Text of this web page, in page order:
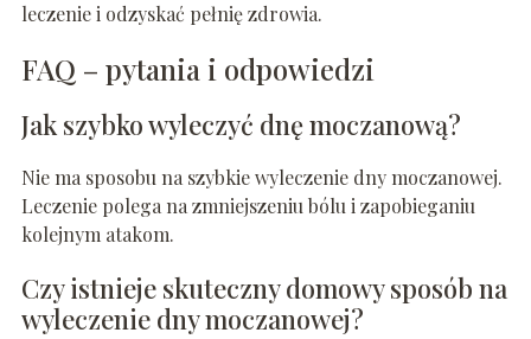
leczenie i odzyskać pełnię zdrowia.
FAQ – pytania i odpowiedzi
Jak szybko wyleczyć dnę moczanową?
Nie ma sposobu na szybkie wyleczenie dny moczanowej.
Leczenie polega na zmniejszeniu bólu i zapobieganiu
kolejnym atakom.
Czy istnieje skuteczny domowy sposób na
wyleczenie dny moczanowej?